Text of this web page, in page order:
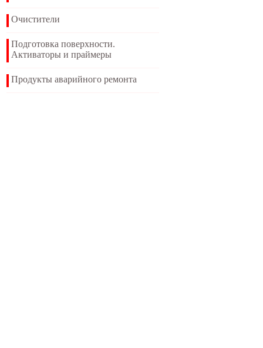
Очистители
Подготовка поверхности.
Активаторы и праймеры
Продукты аварийного ремонта